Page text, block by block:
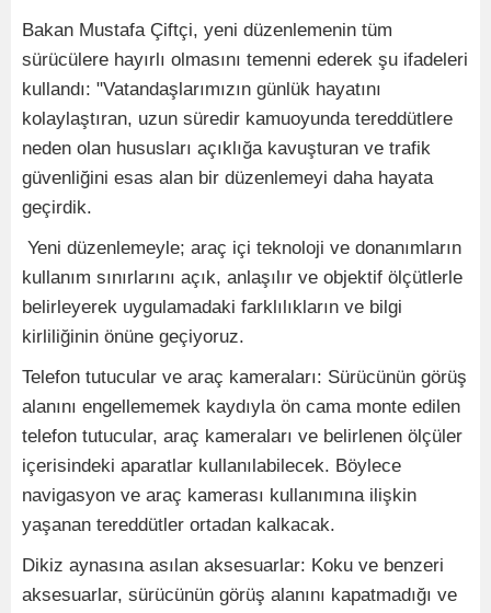
Bakan Mustafa Çiftçi, yeni düzenlemenin tüm
sürücülere hayırlı olmasını temenni ederek şu ifadeleri
kullandı: "Vatandaşlarımızın günlük hayatını
kolaylaştıran, uzun süredir kamuoyunda tereddütlere
neden olan hususları açıklığa kavuşturan ve trafik
güvenliğini esas alan bir düzenlemeyi daha hayata
geçirdik.
Yeni düzenlemeyle; araç içi teknoloji ve donanımların
kullanım sınırlarını açık, anlaşılır ve objektif ölçütlerle
belirleyerek uygulamadaki farklılıkların ve bilgi
kirliliğinin önüne geçiyoruz.
Telefon tutucular ve araç kameraları: Sürücünün görüş
alanını engellememek kaydıyla ön cama monte edilen
telefon tutucular, araç kameraları ve belirlenen ölçüler
içerisindeki aparatlar kullanılabilecek. Böylece
navigasyon ve araç kamerası kullanımına ilişkin
yaşanan tereddütler ortadan kalkacak.
Dikiz aynasına asılan aksesuarlar: Koku ve benzeri
aksesuarlar, sürücünün görüş alanını kapatmadığı ve